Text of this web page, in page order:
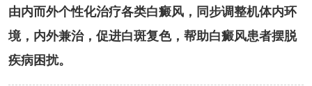
由内而外个性化治疗各类白癜风，同步调整机体内环
境，内外兼治，促进白斑复色，帮助白癜风患者摆脱
疾病困扰。